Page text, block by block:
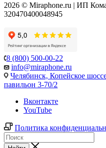
2026 © Miraphone.ru | ИП
320470400048945
8 (800) 500-00-22
info@miraphone.ru
Челябинск, Копейское
павильон 3-70/2
Вконтакте
YouTube
Политика